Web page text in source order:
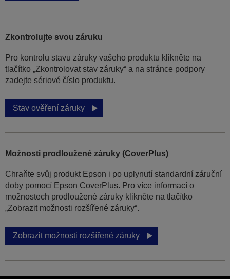
Zkontrolujte svou záruku
Pro kontrolu stavu záruky vašeho produktu klikněte na
tlačítko „Zkontrolovat stav záruky“ a na stránce podpory
zadejte sériové číslo produktu.
Stav ověření záruky
Možnosti prodloužené záruky (CoverPlus)
Chraňte svůj produkt Epson i po uplynutí standardní záruční
doby pomocí Epson CoverPlus. Pro více informací o
možnostech prodloužené záruky klikněte na tlačítko
„Zobrazit možnosti rozšířené záruky“.
Zobrazit možnosti rozšířené záruky